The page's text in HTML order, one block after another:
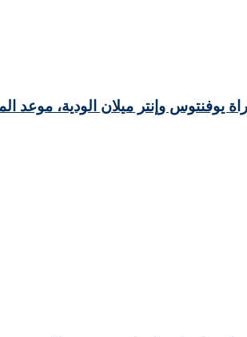
يوفنتوس وإنتر ميلان الودية، موعد